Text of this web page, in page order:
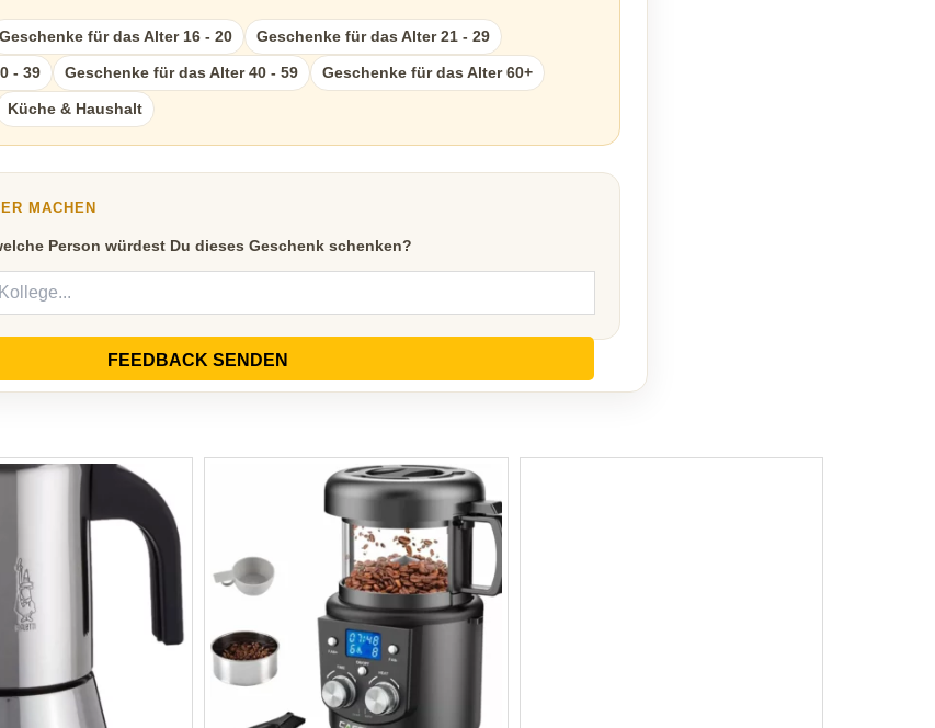
Geschenke für das Alter 16 - 20 Geschenke für das Alter 21 - 29
- 39 Geschenke für das Alter 40 - 59 Geschenke für das Alter 60+
Küche & Haushalt
MACHEN
Person würdest Du dieses Geschenk schenken?
FEEDBACK SENDEN